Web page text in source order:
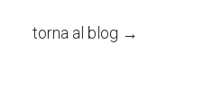
torna al blog →